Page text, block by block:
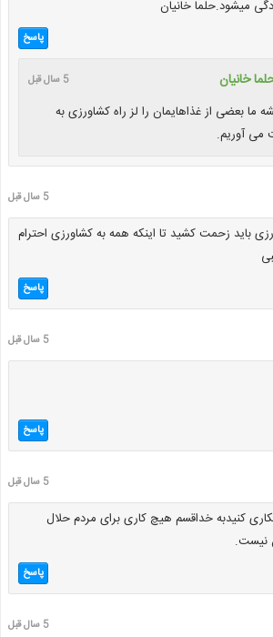
میشود.حلما خانیان
پاسخ
خانیان 5 سال قبل
ما بعضی از غذاهایمان را لز راه کشاورزی به
آوریم.
5 سال قبل
باید زحمت کشید تا اینکه همه به کشاورزی احترام
پاسخ
5 سال قبل
پاسخ
5 سال قبل
کنیدبه خداقسم هیچ کاری برای مردم حلال
نیست.
پاسخ
5 سال قبل